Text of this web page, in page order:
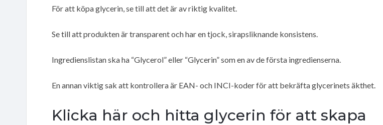
För att köpa glycerin, se till att det är av riktig kvalitet.
Se till att produkten är transparent och har en tjock, sirapsliknande konsistens.
Ingredienslistan ska ha “Glycerol” eller “Glycerin” som en av de första ingredienserna.
En annan viktig sak att kontrollera är EAN- och INCI-koder för att bekräfta glycerinets äkthet.
Klicka här och hitta glycerin för att skapa